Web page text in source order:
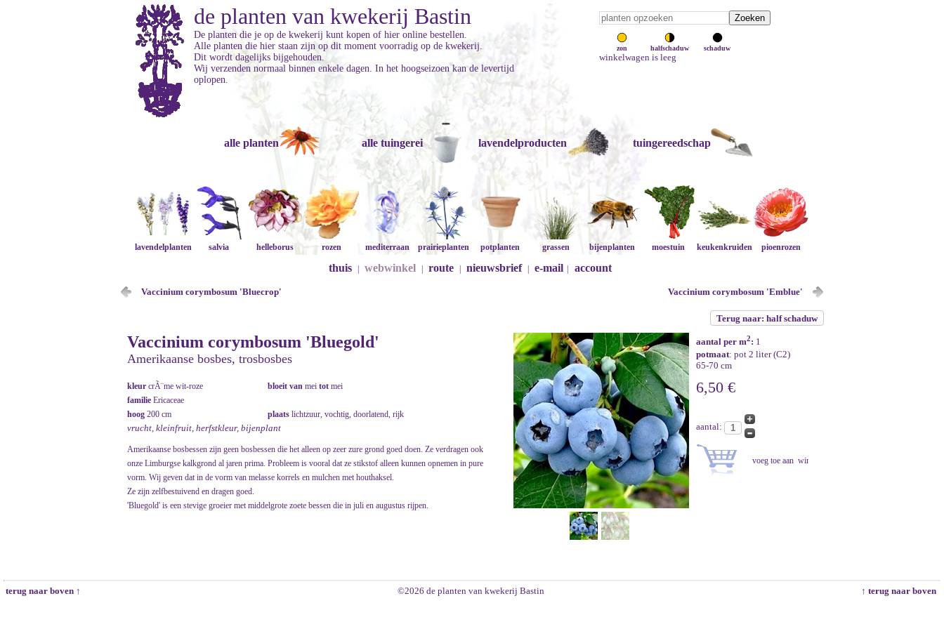
zon halfschaduw schaduw
winkelwagen is leeg
de planten van kwekerij Bastin
De planten die je op de kwekerij kunt kopen of hier online bestellen.
Alle planten die hier staan zijn op dit moment voorradig op de kwekerij.
Dit wordt dagelijks bijgehouden.
Wij verzenden normaal binnen enkele dagen. In het hoogseizoen kan de levertijd
oplopen.
alle planten alle tuingerei lavendelproducten tuingereedschap
lavendelplanten salvia helleborus rozen mediterraan prairieplanten potplanten grassen bijenplanten moestuin keukenkruiden pioenrozen
thuis webwinkel route nieuwsbrief e-mail account
Vaccinium corymbosum 'Bluecrop' Vaccinium corymbosum 'Emblue'
Terug naar: half schaduw
Vaccinium corymbosum 'Bluegold'
Amerikaanse bosbes, trosbosbes
kleur crÃ¨me wit-roze bloeit van mei tot mei
familie Ericaceae
hoog 200 cm plaats lichtzuur, vochtig, doorlatend, rijk
vrucht, kleinfruit, herfstkleur, bijenplant
Amerikaanse bosbessen zijn geen bosbessen die het alleen op zeer zure grond goed doen. Ze verdragen ook
onze Limburgse kalkgrond al jaren prima. Probleem is vooral dat ze stikstof alleen kunnen opnemen in pure
vorm. Wij geven dat in de vorm van melasse korrels en mulchen met houthaksel.
Ze zijn zelfbestuivend en dragen goed.
'Bluegold' is een stevige groeier met middelgrote zoete bessen die in juli en augustus rijpen.
aantal per m2: 1
potmaat: pot 2 liter (C2)
65-70 cm
6,50 €
aantal:
terug naar boven ↑ ©2026 de planten van kwekerij Bastin ↑ terug naar boven